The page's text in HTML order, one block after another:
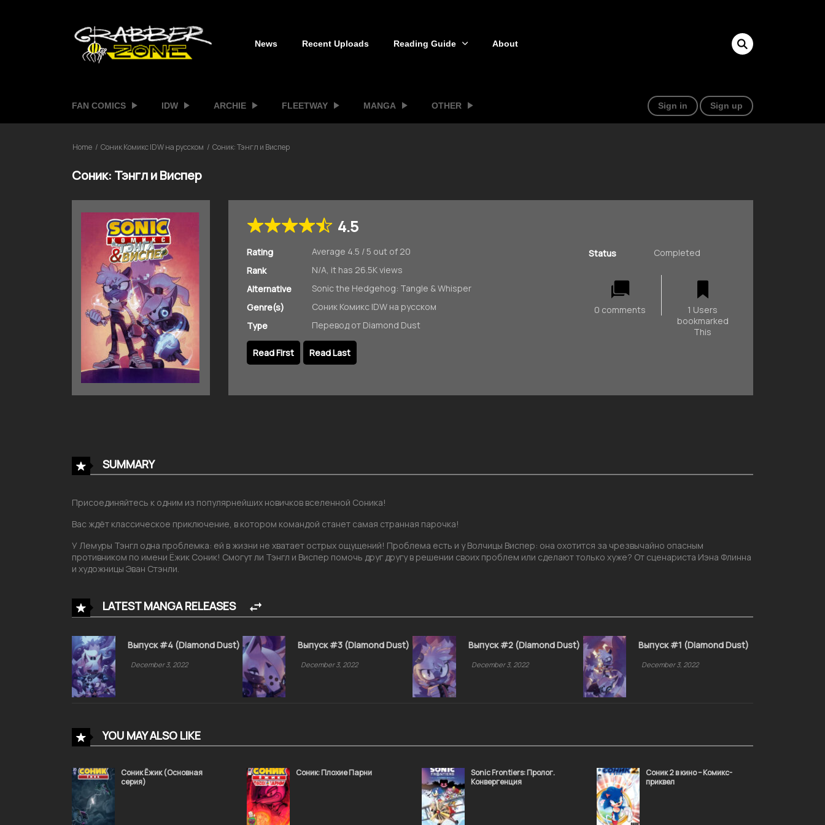
News Recent Uploads Reading Guide About
FAN COMICS IDW ARCHIE FLEETWAY MANGA OTHER Sign in Sign up
Home Соник Комикс IDW на русском Соник: Тэнгл и Виспер
Соник: Тэнгл и Виспер
4.5
Rating Average 4.5 /5 out of 20
Rank
N/A, it has 26.5K views
Alternative
Sonic the Hedgehog: Tangle & Whisper
Genre(s)
Соник Комикс IDW на русском
Type
Перевод от Diamond Dust
Status Completed
0 comments
1 Users
bookmarked
This
Read First
Read Last
SUMMARY
Присоединяйтесь к одним из популярнейших новичков вселенной Соника!
Вас ждёт классическое приключение, в котором командой станет самая странная парочка!
У Лемуры Тэнгл одна проблемка: ей в жизни не хватает острых ощущений! Проблема есть и у Волчицы Виспер: она охотится за чрезвычайно опасным
противником по имени Ёжик Соник! Смогут ли Тэнгл и Виспер помочь друг другу в решении своих проблем или сделают только хуже? От сценариста Иэна Флинна
и художницы Эван Стэнли.
LATEST MANGA RELEASES
Выпуск #4 (Diamond Dust)
December 3, 2022
Выпуск #3 (Diamond Dust)
December 3, 2022
Выпуск #2 (Diamond Dust)
December 3, 2022
Выпуск #1 (Diamond Dust)
December 3, 2022
YOU MAY ALSO LIKE
Соник Ёжик (Основная
серия)
Соник: Плохие Парни
Sonic Frontiers: Пролог.
Конвергенция
Соник 2 в кино – Комикс-
приквел